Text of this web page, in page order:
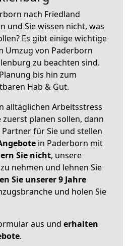
nach Friedland
und Sie wissen nicht, was
Es gibt einige wichtige
Umzug von Paderborn
zu beachten sind.
bis hin zum
Hab & Gut.
alltäglichen Arbeitsstress
zuerst planen sollen, dann
für Sie und stellen
in Paderborn mit
Sie nicht, unsere
nehmen und lehnen Sie
Sie unserer 9 Jahre
und holen Sie
aus und erhalten
.